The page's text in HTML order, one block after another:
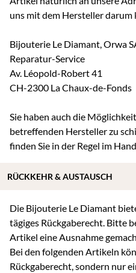
uns mit dem Hersteller darum
Bijouterie Le Diamant, Orwa
Reparatur-Service
Av. Léopold-Robert 41
CH-2300 La Chaux-de-Fonds
Sie haben auch die
betreffenden Hersteller zu
finden Sie in der Regel im
Die Bijouterie Le Diamant
tägiges Rückgaberecht. Bitte
Artikel eine Ausnahme
Bei den folgenden Artikeln
Rückgaberecht, sondern nur
RÜCKKEHR & AUSTAUSCH